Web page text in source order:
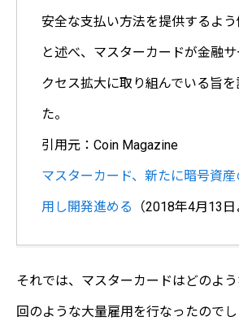
安全な支払い方法を提供するよう
と述べ、マスターカードが金融
クセス拡大に取り組んでいる旨を
た。
引用元：Coin Magazine
マスターカード、新たに暗号資
用し開発進める
（2018年4月13日
それでは、マスターカードはどのよ
回のような大量雇用を行なったのでし